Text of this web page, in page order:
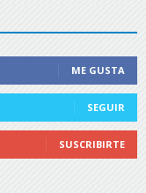
ME GUSTA
SEGUIR
SUSCRIBIRTE